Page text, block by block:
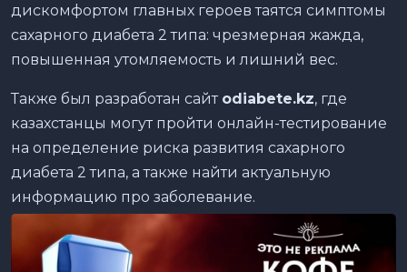
дискомфортом главных героев таятся симптомы
сахарного диабета 2 типа: чрезмерная жажда,
повышенная утомляемость и лишний вес.
Также был разработан сайт odiabete.kz, где
казахстанцы могут пройти онлайн-тестирование
на определение риска развития сахарного
диабета 2 типа, а также найти актуальную
информацию про заболевание.